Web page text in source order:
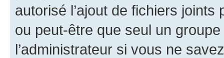
autorisé l’ajout de fichiers
ou peut-être que seul un
l’administrateur si vous ne